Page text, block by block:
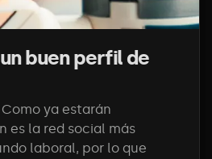
buen perfil de
ya estarán
es la red social más
laboral, por lo que